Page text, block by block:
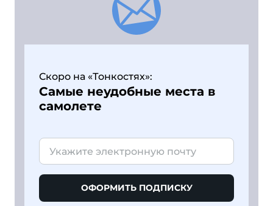
Скоро на «Тонкостях»:
Самые неудобные места в
самолете
ОФОРМИТЬ ПОДПИСКУ